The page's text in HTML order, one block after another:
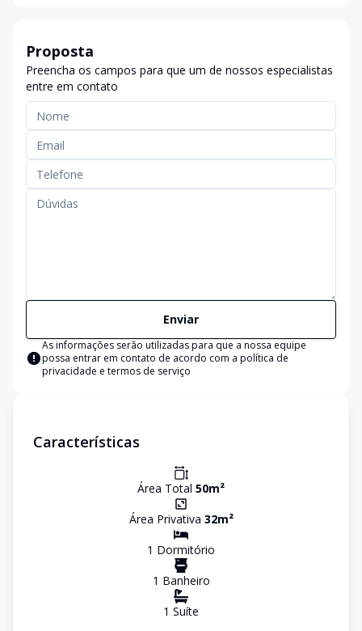
Proposta
Preencha os campos para que um de nossos especialistas
entre em contato
Enviar
As informações serão utilizadas para que a nossa equipe
possa entrar em contato de acordo com a política de
privacidade e termos de serviço
Características
Área Total 50m²
Área Privativa 32m²
1 Dormitório
1 Banheiro
1 Suíte